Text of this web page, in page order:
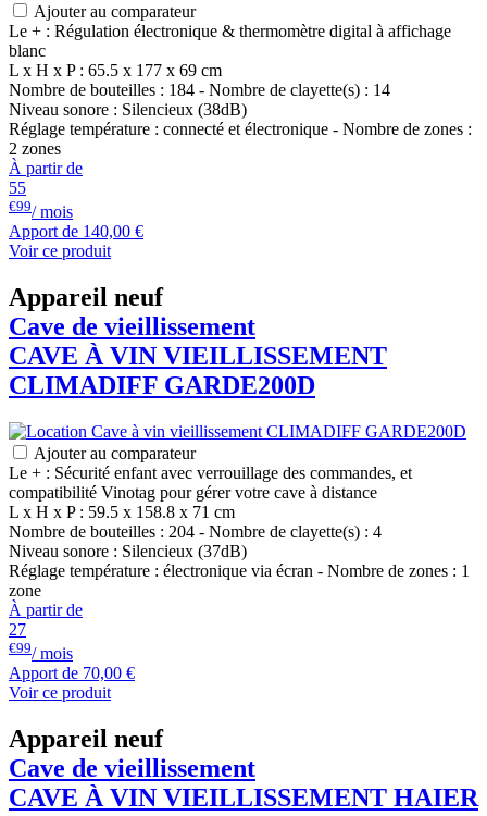
Ajouter au comparateur
Le + : Régulation électronique & thermomètre digital à affichage
blanc
L x H x P : 65.5 x 177 x 69 cm
Nombre de bouteilles : 184 - Nombre de clayette(s) : 14
Niveau sonore : Silencieux (38dB)
Réglage température : connecté et électronique - Nombre de zones :
2 zones
À partir de
55
€99/ mois
Apport de 140,00 €
Voir ce produit
Appareil neuf
Cave de vieillissement
CAVE À VIN VIEILLISSEMENT
CLIMADIFF GARDE200D
Ajouter au comparateur
Le + : Sécurité enfant avec verrouillage des commandes, et
compatibilité Vinotag pour gérer votre cave à distance
L x H x P : 59.5 x 158.8 x 71 cm
Nombre de bouteilles : 204 - Nombre de clayette(s) : 4
Niveau sonore : Silencieux (37dB)
Réglage température : électronique via écran - Nombre de zones : 1
zone
À partir de
27
€99/ mois
Apport de 70,00 €
Voir ce produit
Appareil neuf
Cave de vieillissement
CAVE À VIN VIEILLISSEMENT HAIER